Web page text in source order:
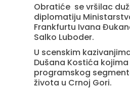
Obratiće se vršilac
diplomatiju
Frankfurtu Ivana
Salko Luboder.
U scenskim
Dušana Kostića
programskog
života u Crnoj Gori.